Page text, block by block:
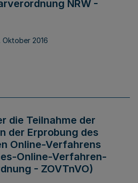
NRW -
Oktober 2016
die Teilnahme der
der Erprobung des
Online-Verfahrens
Online-Verfahren-
- ZOVTnVO)